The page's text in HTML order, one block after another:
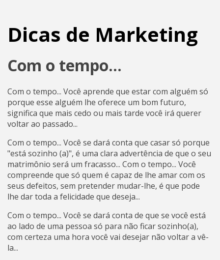
Dicas de Marketing
Com o tempo...
Com o tempo... Você aprende que estar com alguém só
porque esse alguém lhe oferece um bom futuro,
significa que mais cedo ou mais tarde você irá querer
voltar ao passado...
Com o tempo... Você se dará conta que casar só porque
"está sozinho (a)", é uma clara advertência de que o seu
matrimônio será um fracasso... Com o tempo... Você
compreende que só quem é capaz de lhe amar com os
seus defeitos, sem pretender mudar-lhe, é que pode
lhe dar toda a felicidade que deseja...
Com o tempo... Você se dará conta de que se você está
ao lado de uma pessoa só para não ficar sozinho(a),
com certeza uma hora você vai desejar não voltar a vê-
la...